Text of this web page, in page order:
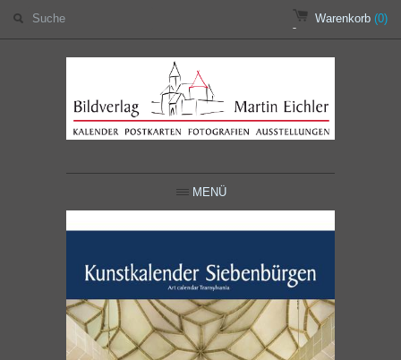
Warenkorb (0)
MENÜ